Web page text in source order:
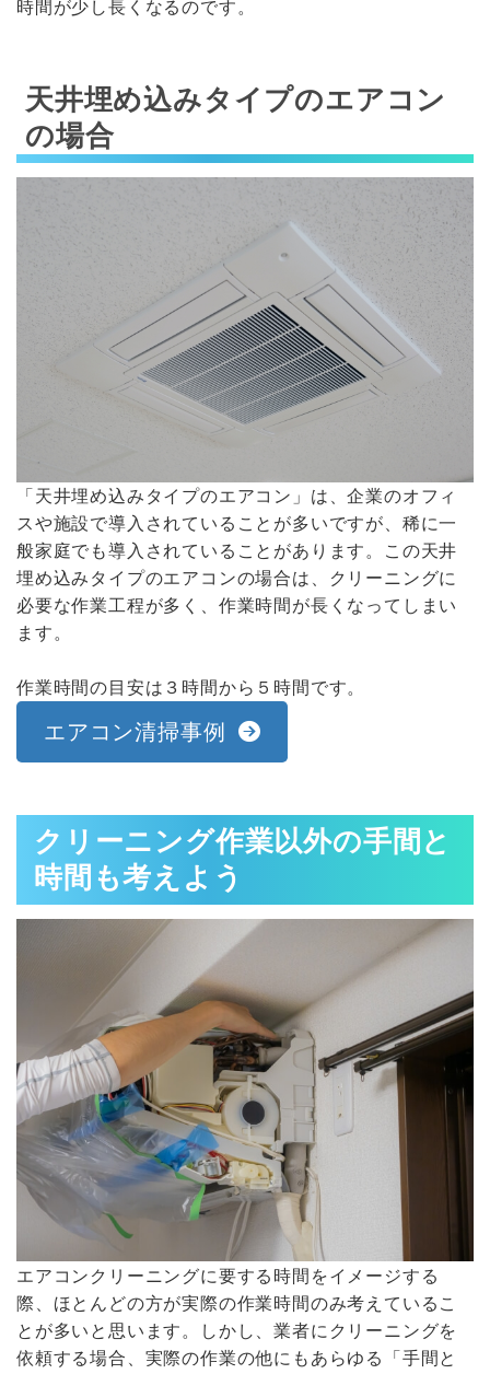
時間が少し長くなるのです。
天井埋め込みタイプのエアコン
の場合
「天井埋め込みタイプのエアコン」は、企業のオフィ
スや施設で導入されていることが多いですが、稀に一
般家庭でも導入されていることがあります。この天井
埋め込みタイプのエアコンの場合は、クリーニングに
必要な作業工程が多く、作業時間が長くなってしまい
ます。
作業時間の目安は３時間から５時間です。
エアコン清掃事例
クリーニング作業以外の手間と
時間も考えよう
エアコンクリーニングに要する時間をイメージする
際、ほとんどの方が実際の作業時間のみ考えているこ
とが多いと思います。しかし、業者にクリーニングを
依頼する場合、実際の作業の他にもあらゆる「手間と